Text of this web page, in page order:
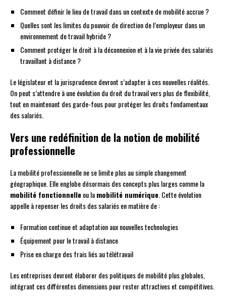
Comment définir le lieu de travail dans un contexte de mobilité accrue ?
Quelles sont les limites du pouvoir de direction de l’employeur dans un
environnement de travail hybride ?
Comment protéger le droit à la déconnexion et à la vie privée des salariés
travaillant à distance ?
Le législateur et la jurisprudence devront s’adapter à ces nouvelles réalités.
On peut s’attendre à une évolution du droit du travail vers plus de flexibilité,
tout en maintenant des garde-fous pour protéger les droits fondamentaux
des salariés.
Vers une redéfinition de la notion de mobilité
professionnelle
La mobilité professionnelle ne se limite plus au simple changement
géographique. Elle englobe désormais des concepts plus larges comme la
mobilité fonctionnelleou lamobilité numérique . Cette évolution
appelle à repenser les droits des salariés en matière de :
Formation continue et adaptation aux nouvelles technologies
Équipement pour le travail à distance
Prise en charge des frais liés au télétravail
Les entreprises devront élaborer des politiques de mobilité plus globales,
intégrant ces différentes dimensions pour rester attractives et compétitives.